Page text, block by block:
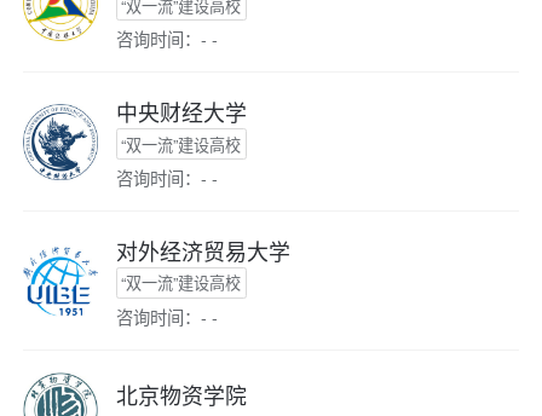
“双一流”建设高校
咨询时间：- -
中央财经大学
“双一流”建设高校
咨询时间：- -
对外经济贸易大学
“双一流”建设高校
咨询时间：- -
北京物资学院